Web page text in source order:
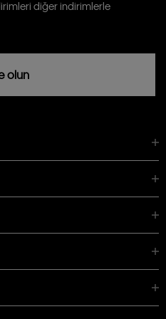
diğer indirimlerle
olun